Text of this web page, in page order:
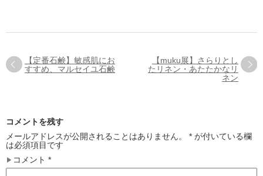
【定番石鹸】敏感肌にお
すすめ、マルセイユ石鹸
【muku展】さらりとし
たリネン・あたたかなリ
ネン
コメントを残す
メールアドレスが公開されることはありません。
* が付いている欄
は必須項目です
コメント *